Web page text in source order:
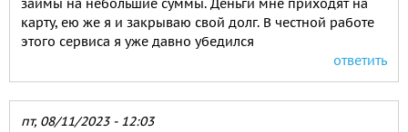
займы на небольшие суммы. Деньги мне приходят на
карту, ею же я и закрываю свой долг. В честной работе
этого сервиса я уже давно убедился
ответить
пт, 08/11/2023 - 12:03